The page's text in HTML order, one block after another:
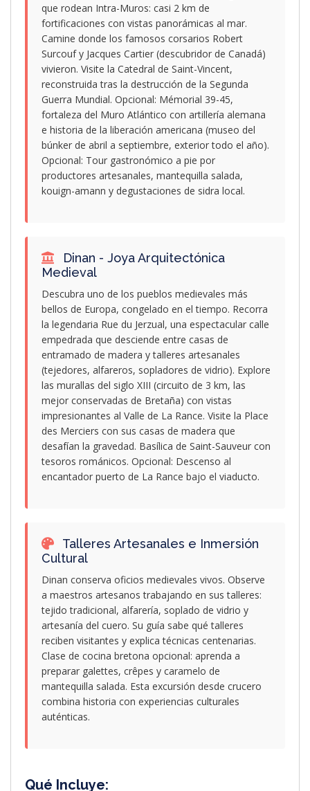
que rodean Intra-Muros: casi 2 km de
fortificaciones con vistas panorámicas al mar.
Camine donde los famosos corsarios Robert
Surcouf y Jacques Cartier (descubridor de Canadá)
vivieron. Visite la Catedral de Saint-Vincent,
reconstruida tras la destrucción de la Segunda
Guerra Mundial. Opcional: Mémorial 39-45,
fortaleza del Muro Atlántico con artillería alemana
e historia de la liberación americana (museo del
búnker de abril a septiembre, exterior todo el año).
Opcional: Tour gastronómico a pie por
productores artesanales, mantequilla salada,
kouign-amann y degustaciones de sidra local.
Dinan - Joya Arquitectónica
Medieval
Descubra uno de los pueblos medievales más
bellos de Europa, congelado en el tiempo. Recorra
la legendaria Rue du Jerzual, una espectacular calle
empedrada que desciende entre casas de
entramado de madera y talleres artesanales
(tejedores, alfareros, sopladores de vidrio). Explore
las murallas del siglo XIII (circuito de 3 km, las
mejor conservadas de Bretaña) con vistas
impresionantes al Valle de La Rance. Visite la Place
des Merciers con sus casas de madera que
desafían la gravedad. Basílica de Saint-Sauveur con
tesoros románicos. Opcional: Descenso al
encantador puerto de La Rance bajo el viaducto.
Talleres Artesanales e Inmersión
Cultural
Dinan conserva oficios medievales vivos. Observe
a maestros artesanos trabajando en sus talleres:
tejido tradicional, alfarería, soplado de vidrio y
artesanía del cuero. Su guía sabe qué talleres
reciben visitantes y explica técnicas centenarias.
Clase de cocina bretona opcional: aprenda a
preparar galettes, crêpes y caramelo de
mantequilla salada. Esta excursión desde crucero
combina historia con experiencias culturales
auténticas.
Qué Incluye: